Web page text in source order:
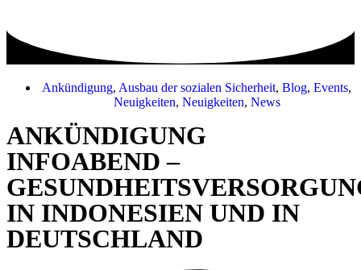
Ankündigung, Ausbau der sozialen Sicherheit, Blog, Events,
Neuigkeiten, Neuigkeiten, News
ANKÜNDIGUNG
INFOABEND –
IN INDONESIEN UND IN
DEUTSCHLAND